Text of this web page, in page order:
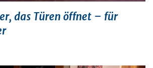
das Türen öffnet – für